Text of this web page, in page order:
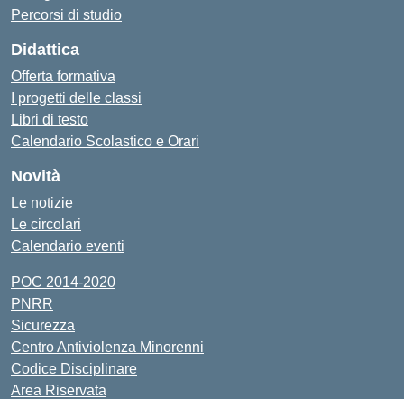
Percorsi di studio
Didattica
Offerta formativa
I progetti delle classi
Libri di testo
Calendario Scolastico e Orari
Novità
Le notizie
Le circolari
Calendario eventi
POC 2014-2020
PNRR
Sicurezza
Centro Antiviolenza Minorenni
Codice Disciplinare
Area Riservata